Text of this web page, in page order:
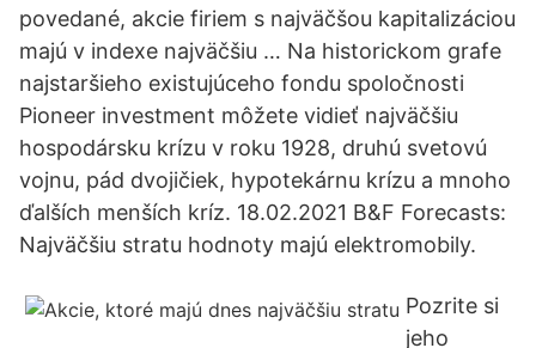
povedané, akcie firiem s najväčšou kapitalizáciou
majú v indexe najväčšiu … Na historickom grafe
najstaršieho existujúceho fondu spoločnosti
Pioneer investment môžete vidieť najväčšiu
hospodársku krízu v roku 1928, druhú svetovú
vojnu, pád dvojičiek, hypotekárnu krízu a mnoho
ďalších menších kríz. 18.02.2021 B&F Forecasts:
Najväčšiu stratu hodnoty majú elektromobily.
Pozrite si
jeho